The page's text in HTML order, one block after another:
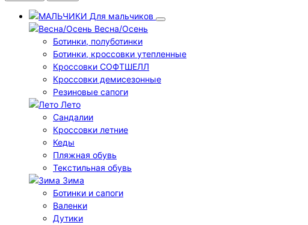
Для мальчиков
Весна/Осень
Ботинки, полуботинки
Ботинки, кроссовки утепленные
Кроссовки СОФТШЕЛЛ
Кроссовки демисезонные
Резиновые сапоги
Лето
Cандалии
Кроссовки летние
Кеды
Пляжная обувь
Текстильная обувь
Зима
Ботинки и сапоги
Валенки
Дутики